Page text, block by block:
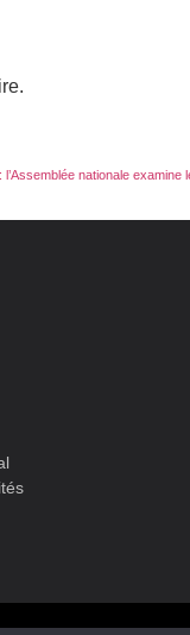
l’Assemblée nationale examine